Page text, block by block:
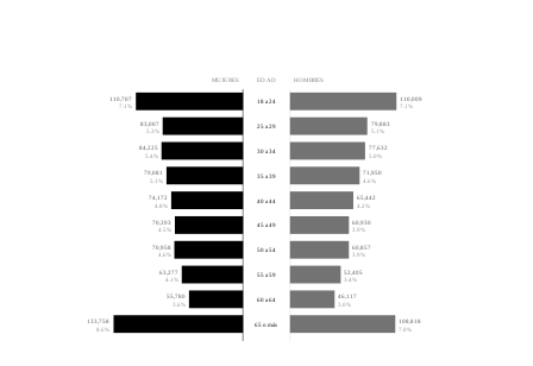
MUJERES EDAD HOMBRES
110,707
7.1%
110,009
7.1%
18 a 24
83,007
5.3%
79,883
5.1%
25 a 29
84,225
5.4%
77,632
5.0%
30 a 34
79,081
5.1%
71,950
4.6%
35 a 39
74,172
4.8%
65,442
4.2%
40 a 44
70,393
4.5%
60,930
3.9%
45 a 49
70,958
4.6%
60,857
3.9%
50 a 54
63,277
4.1%
52,405
3.4%
55 a 59
55,780
3.6%
46,117
3.0%
60 a 64
133,758
8.6%
108,818
7.0%
65 o más